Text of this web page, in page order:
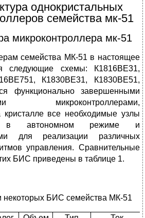
однокристальных
семейства мк-51
микроконтроллера мк-51
семейства МК-51 в настоящее
следующие схемы: К1816ВЕ31,
К1830ВЕ31, К1830ВЕ51,
функционально завершенными
микроконтроллерами,
все необходимые узлы
в автономном режиме и
для реализации различных
управления. Сравнительные
БИС приведены в таблице 1.
некоторых БИС семейства МК-51